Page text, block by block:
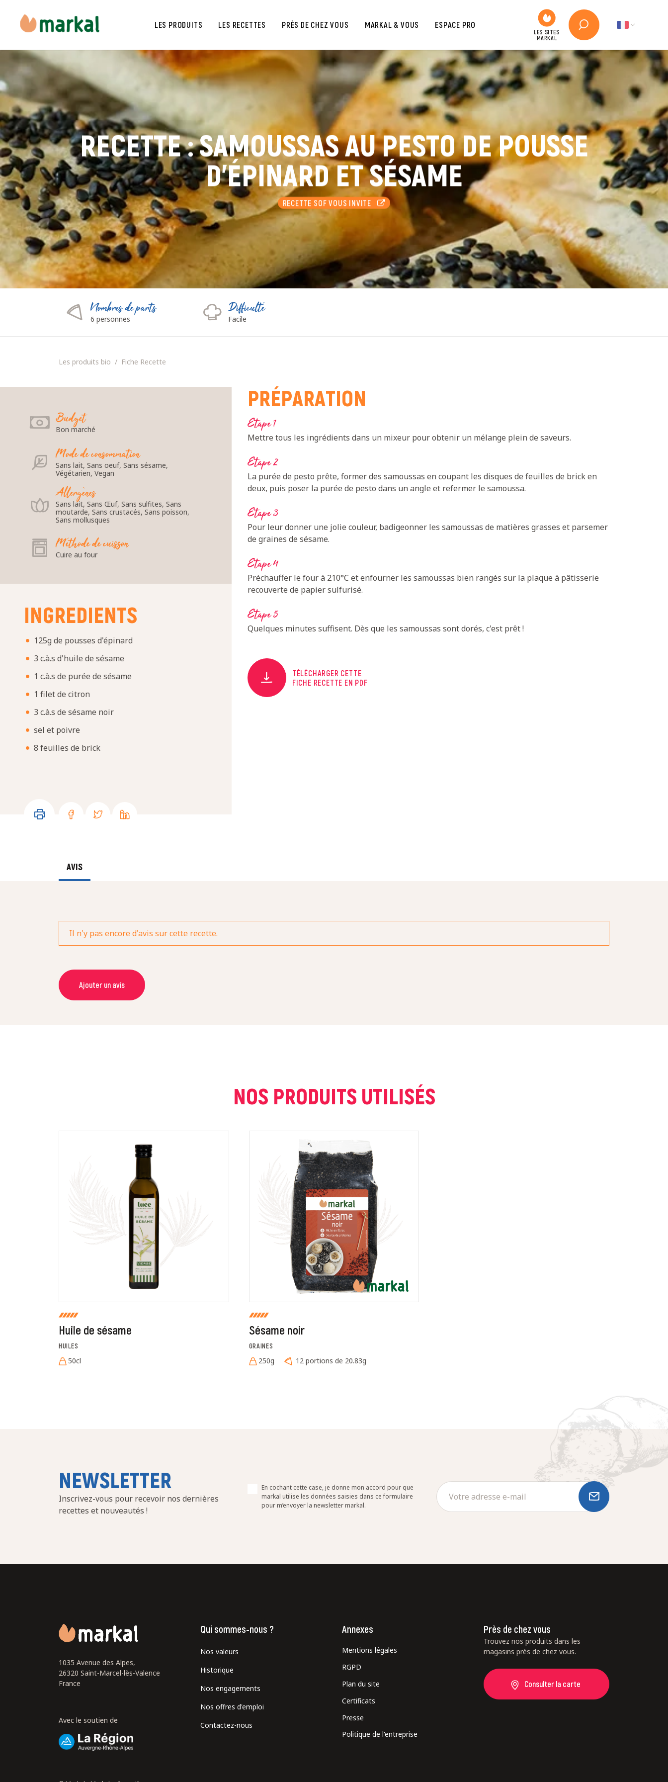
LES PRODUITS LES RECETTES PRÈS DE CHEZ VOUS MARKAL & VOUS ESPACE PRO
RECETTE : SAMOUSSAS AU PESTO DE POUSSE
D'ÉPINARD ET SÉSAME
RECETTE SOF VOUS INVITE
Nombres de parts
6 personnes
Difficulté
Facile
Les produits bio Fiche Recette
Budget
Bon marché
Mode de consommation
Sans lait, Sans oeuf, Sans sésame,
Végétarien, Vegan
Allergènes
Sans lait, Sans Œuf, Sans sulfites, Sans
moutarde, Sans crustacés, Sans poisson,
Sans mollusques
Méthode de cuisson
Cuire au four
INGREDIENTS
125g de pousses d'épinard
3 c.à.s d'huile de sésame
1 c.à.s de purée de sésame
1 filet de citron
3 c.à.s de sésame noir
sel et poivre
8 feuilles de brick
PRÉPARATION
Etape 1
Mettre tous les ingrédients dans un mixeur pour obtenir un mélange plein de saveurs.
Etape 2
La purée de pesto prête, former des samoussas en coupant les disques de feuilles de brick en
deux, puis poser la purée de pesto dans un angle et refermer le samoussa.
Etape 3
Pour leur donner une jolie couleur, badigeonner les samoussas de matières grasses et parsemer
de graines de sésame.
Etape 4
Préchauffer le four à 210°C et enfourner les samoussas bien rangés sur la plaque à pâtisserie
recouverte de papier sulfurisé.
Etape 5
Quelques minutes suffisent. Dès que les samoussas sont dorés, c'est prêt !
TÉLÉCHARGER CETTE
FICHE RECETTE EN PDF
AVIS
Il n'y pas encore d'avis sur cette recette.
Ajouter un avis
NOM *
En cochant cette case, je donne mon accord pour que markal utilise les données saisies dans ce formulaire pour traiter et afficher le nom saisi, la note et le
commentaire de manière publique sur cette page. Pour plus d'informations sur le traitement de ces données, consulter la page des mentions légales. *
Fermer Envoyer
NOS PRODUITS UTILISÉS
Huile de sésame
HUILES
50cl
Sésame noir
GRAINES
250g 12 portions de 20.83g
NEWSLETTER
Inscrivez-vous pour recevoir nos dernières
recettes et nouveautés !
En cochant cette case, je donne mon accord pour que
markal utilise les données saisies dans ce formulaire
pour m’envoyer la newsletter markal.
1035 Avenue des Alpes,
26320 Saint-Marcel-lès-Valence
France
Avec le soutien de
Qui sommes-nous ?
Nos valeurs
Historique
Nos engagements
Nos offres d'emploi
Contactez-nous
Annexes
Mentions légales
RGPD
Plan du site
Certificats
Presse
Politique de l'entreprise
Près de chez vous
Trouvez nos produits dans les
magasins près de chez vous.
Consulter la carte